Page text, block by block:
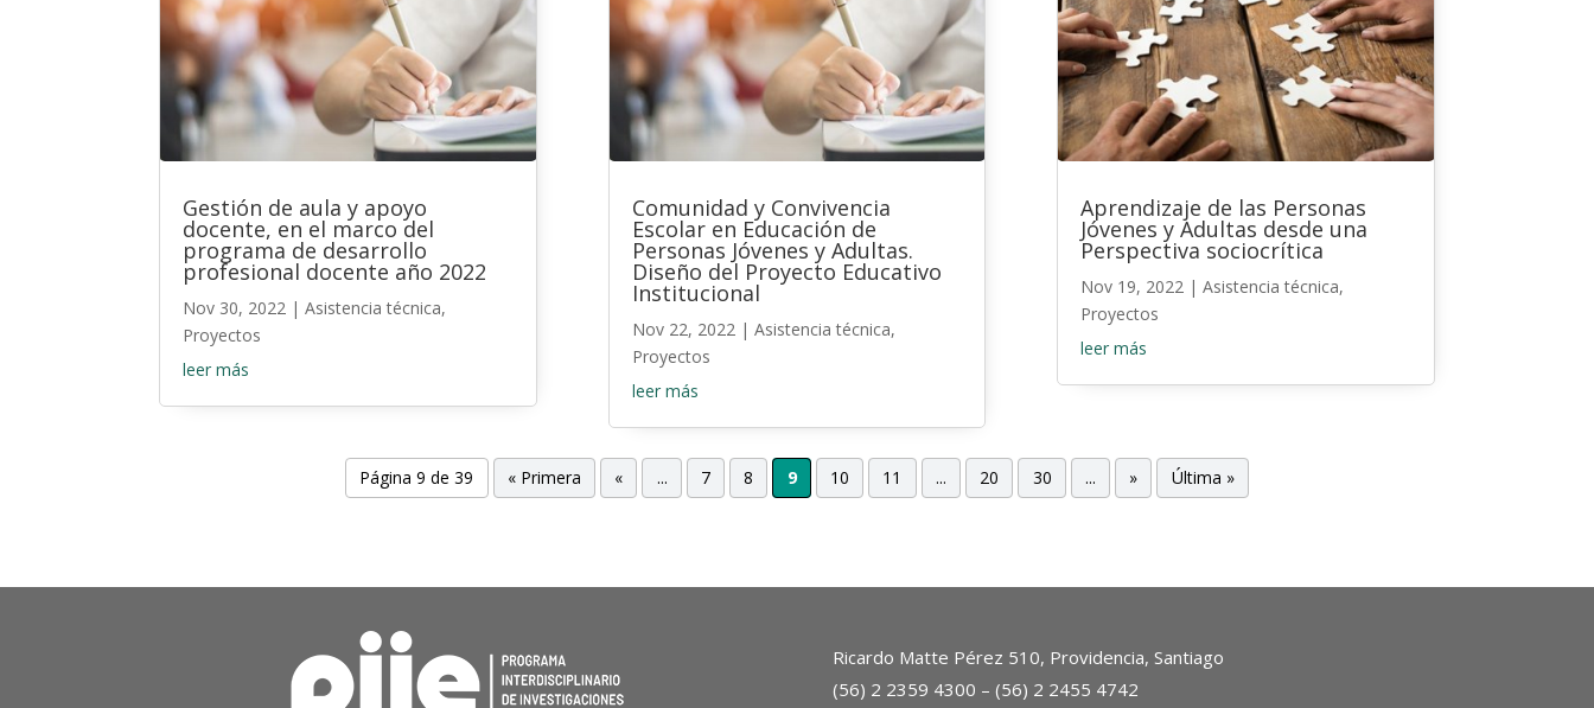
Gestión de aula y apoyo
docente, en el marco del
programa de desarrollo
profesional docente año 2022
Nov 30, 2022 |Asistencia técnica,
Proyectos
leer más
Comunidad y Convivencia
Escolar en Educación de
Personas Jóvenes y Adultas.
Diseño del Proyecto Educativo
Institucional
Nov 22, 2022| Asistencia técnica,
Proyectos
leer más
Aprendizaje de las Personas
Jóvenes y Adultas desde una
Perspectiva sociocrítica
Nov 19, 2022| Asistencia técnica,
Proyectos
leer más
Página 9 de 39 « Primera « ... 7 8 9 10 11 ... 20 30 ... » Última »
Ricardo Matte Pérez 510, Providencia, Santiago
(56) 2 2359 4300 – (56) 2 2455 4742